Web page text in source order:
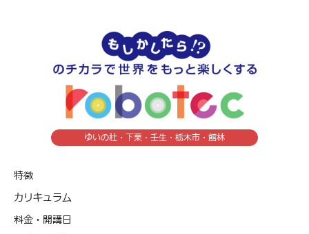
ゆいの杜・下栗・壬生・栃木市・館林
特徴
カリキュラム
料金・開講日